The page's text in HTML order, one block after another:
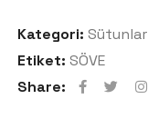
Kategori: Sütunlar
Etiket: SÖVE
Share: